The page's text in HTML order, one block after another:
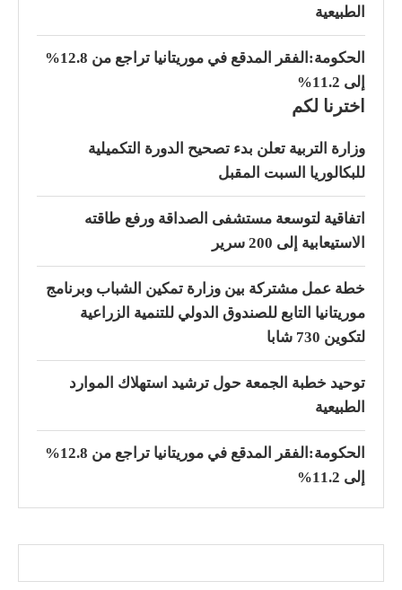
الطبيعية
الحكومة:الفقر المدقع في موريتانيا تراجع من 12.8%
إلى 11.2%
اخترنا لكم
وزارة التربية تعلن بدء تصحيح الدورة التكميلية
للبكالوريا السبت المقبل
اتفاقية لتوسعة مستشفى الصداقة ورفع طاقته
الاستيعابية إلى 200 سرير
خطة عمل مشتركة بين وزارة تمكين الشباب وبرنامج
موريتانيا التابع للصندوق الدولي للتنمية الزراعية
لتكوين 730 شابا
توحيد خطبة الجمعة حول ترشيد استهلاك الموارد
الطبيعية
الحكومة:الفقر المدقع في موريتانيا تراجع من 12.8%
إلى 11.2%